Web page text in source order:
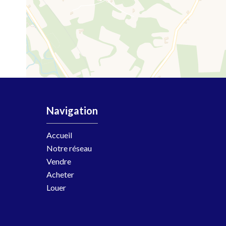
Navigation
Accueil
Notre réseau
Vendre
Acheter
Louer